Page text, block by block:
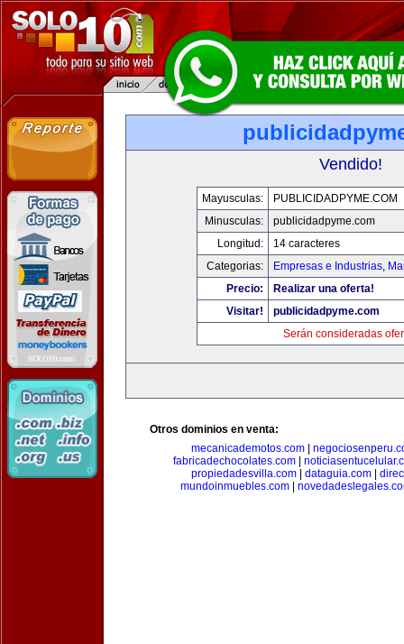
Vendido!
Mayusculas:
PUBLICIDADPYME.COM
Minusculas:
publicidadpyme.com
Longitud:
14 caracteres
Categorias:
Empresas e Industrias,
Precio:
Realizar una oferta!
Visitar!
publicidadpyme.com
Serán consideradas
Otros dominios en venta:
mecanicademotos.com|
fabricadechocolates.com|
propiedadesvilla.com| dataguia.com|
mundoinmuebles.com